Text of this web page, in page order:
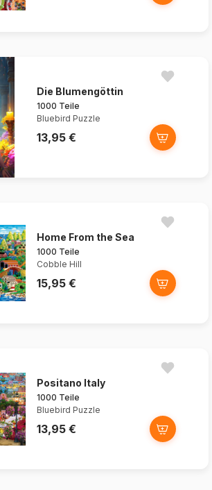
Die Blumengöttin
1000 Teile
Bluebird Puzzle
13,95 €
Home From the Sea
1000 Teile
Cobble Hill
15,95 €
Positano Italy
1000 Teile
Bluebird Puzzle
13,95 €